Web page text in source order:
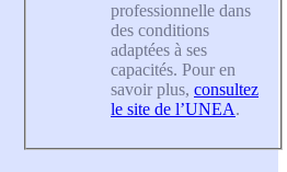
professionnelle dans
des conditions
adaptées à ses
capacités. Pour en
savoir plus, consultez
le site de l’UNEA.